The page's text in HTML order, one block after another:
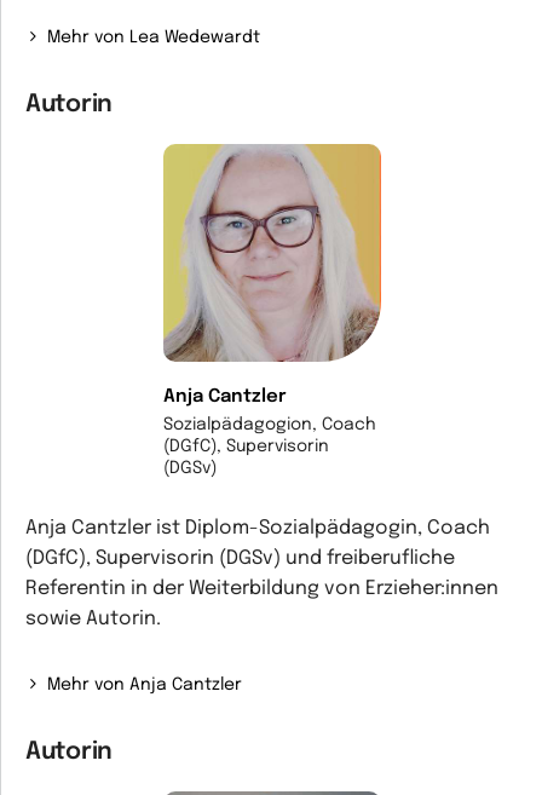
Mehr von Lea Wedewardt
Autorin
Anja Cantzler
Sozialpädagogion, Coach
(DGfC), Supervisorin
(DGSv)
Anja Cantzler ist Diplom-Sozialpädagogin, Coach
(DGfC), Supervisorin (DGSv) und freiberufliche
Referentin in der Weiterbildung von Erzieher:innen
sowie Autorin.
Mehr von Anja Cantzler
Autorin